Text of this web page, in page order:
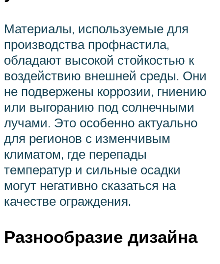
Материалы, используемые для
производства профнастила,
обладают высокой стойкостью к
воздействию внешней среды. Они
не подвержены коррозии, гниению
или выгоранию под солнечными
лучами. Это особенно актуально
для регионов с изменчивым
климатом, где перепады
температур и сильные осадки
могут негативно сказаться на
качестве ограждения.
Разнообразие дизайна